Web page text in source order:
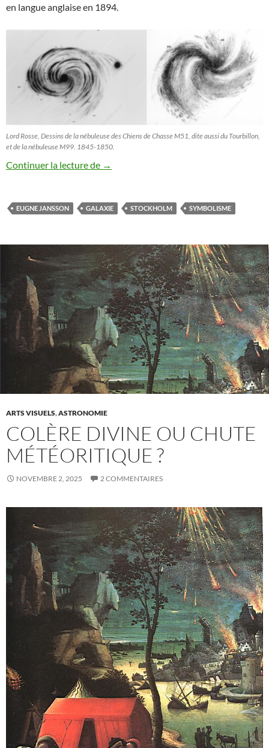
en langue anglaise en 1894.
Lord Rosse, Dessins de la nébuleuse des Chiens de Chasse M51, dite aussi du Tourbillon,
et de la nébuleuse M99. 1845-1850.
Continuer la lecture de Les nocturnes suédois d’Eugène Jansson
→
EUGNE JANSSON GALAXIE STOCKHOLM SYMBOLISME
ARTS VISUELS,ASTRONOMIE
COLÈRE DIVINE OU CHUTE
MÉTÉORITIQUE ?
NOVEMBRE 2, 2025 2 COMMENTAIRES